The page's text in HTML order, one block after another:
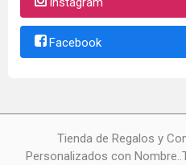
Facebook
Tienda de Regalos y
Personalizados con